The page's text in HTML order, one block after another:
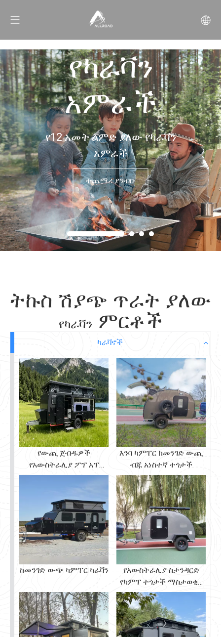
የካራቫን
አምራች
የ12 አመት ልምድ ያለው የካራቫን
አምራች
ተጨማሪ ያንብቡ
ትኩስ ሽያጭ ጥራት ያለው
የካራቫን ምርቶች
ካራቫኖች
የውጪ ጀብዱዎች
የአውስትራሊያ ፖፕ አፕ
ካምፕ ማስታወቂያ
እንባ ካምፐር ከመንገድ ውጪ
ብጁ አነስተኛ ተጎታች
ከመንገድ ውጭ ካምፐር ካራቫን
የአውስትራሊያ ስታንዳርድ
የካምፕ ተጎታች ማስታወቂያ
Offroad 4x4 የእንባ ካምፕ
ከመንገድ ውጪ ተጎታች